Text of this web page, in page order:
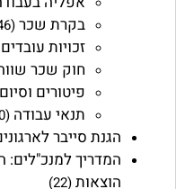
בקרת שכר(46)
זכויות עובדים
חוק שכר
פיטורים
תנאי עבודה (10)
הגנת סייבר
המדריך למנכ"לים:
הוצאות(22)